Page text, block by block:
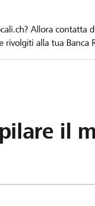
Allora contatta
alla tua Banca
il